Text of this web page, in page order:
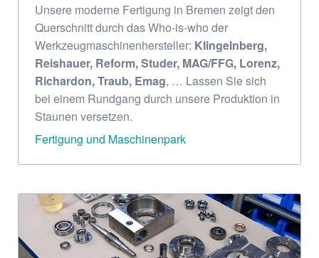
Unsere moderne Fertigung in Bremen zeigt den
Querschnitt durch das Who-is-who der
Werkzeugmaschinenhersteller: Klingelnberg,
Reishauer, Reform, Studer, MAG/FFG, Lorenz,
Richardon, Traub, Emag, … Lassen Sie sich
bei einem Rundgang durch unsere Produktion in
Staunen versetzen.
Fertigung und Maschinenpark